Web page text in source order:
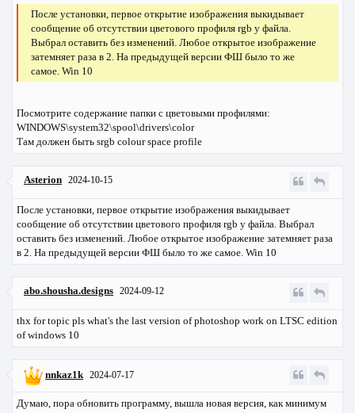
После установки, первое открытие изображения выкидывает
сообщение об отсутствии цветового профиля rgb у файла.
Выбрал оставить без изменений. Любое открытое изображение
затемняет раза в 2. На предыдущей версии ФШ было то же
самое. Win 10
Посмотрите содержание папки с цветовыми профилями:
WINDOWS\system32\spool\drivers\color
Там должен быть srgb colour space profile
Asterion 2024-10-15
После установки, первое открытие изображения выкидывает
сообщение об отсутствии цветового профиля rgb у файла. Выбрал
оставить без изменений. Любое открытое изображение затемняет раза
в 2. На предыдущей версии ФШ было то же самое. Win 10
abo.shousha.designs 2024-09-12
thx for topic pls what's the last version of photoshop work on LTSC edition
of windows 10
nnkaz1k 2024-07-17
Думаю, пора обновить программу, вышла новая версия, как минимум